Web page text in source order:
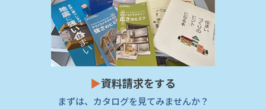
▶資料請求をする
まずは、カタログを見てみませんか？